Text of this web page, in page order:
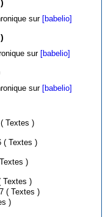
sur [babelio]
sur [babelio]
sur [babelio]
• Tome 1 : Le Pommier de Cali / Mai 2015 ( Textes )
• Tome 2 : Cali a peur de la nuit / Mai 2016 ( Textes )
• Tome 3 : La rentrée de Cali / Sep 2016 ( Textes )
• Tome 4 : Cali à la montagne / Nov 2016 ( Textes )
• Tome 5 : L'anniversaire de Cali / Mai 2017 ( Textes )
2017 ( Textes )